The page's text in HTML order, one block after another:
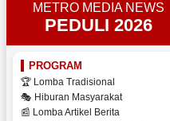
METRO MEDIA NEWS
PEDULI 2026
PROGRAM
🏆 Lomba Tradisional
🎭 Hiburan Masyarakat
📰 Lomba Artikel Berita